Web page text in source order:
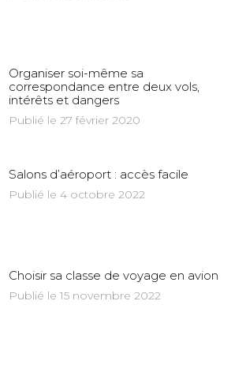
Organiser soi-même sa
correspondance entre deux vols,
intérêts et dangers
Publié le 27 février 2020
Salons d’aéroport : accès facile
Publié le 4 octobre 2022
Choisir sa classe de voyage en avion
Publié le 15 novembre 2022